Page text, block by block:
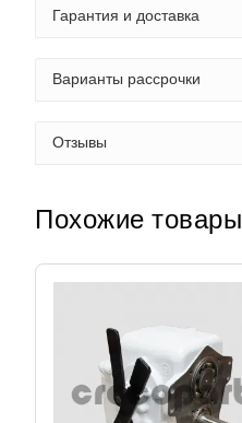
Гарантия и доставка
Варианты рассрочки
Отзывы
Похожие товары